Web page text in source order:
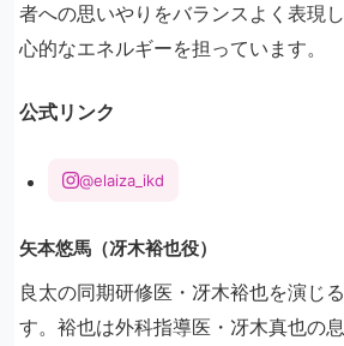
者への思いやりをバランスよく表現
心的なエネルギーを担っています。
公式リンク
@elaiza_ikd
矢本悠馬（冴木裕也役）
良太の同期研修医・冴木裕也を演じ
す。裕也は外科指導医・冴木真也の